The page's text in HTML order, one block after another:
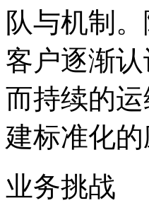
队与机制。
客户逐渐
而持续的运
建标准化
业务挑战